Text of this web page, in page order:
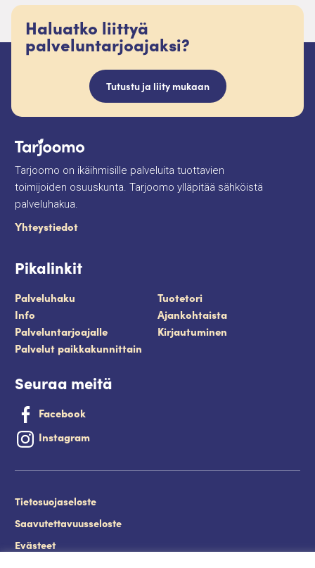
Haluatko liittyä
palveluntarjoajaksi?
Tutustu ja liity mukaan
Tarjoomo on ikäihmisille palveluita tuottavien
toimijoiden osuuskunta. Tarjoomo ylläpitää sähköistä
palveluhakua.
Yhteystiedot
Pikalinkit
Palveluhaku
Tuotetori
Info
Ajankohtaista
Palveluntarjoajalle
Kirjautuminen
Palvelut paikkakunnittain
Seuraa meitä
Facebook
Instagram
Tietosuojaseloste
Saavutettavuusseloste
Evästeet